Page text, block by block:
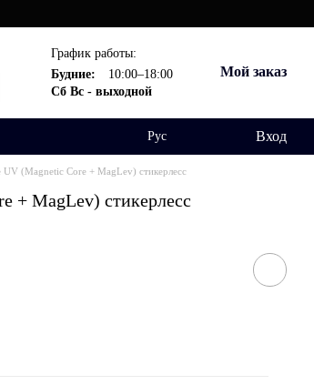
График работы:
Будние:
10:00–18:00
Сб Вс - выходной
Мой заказ
Рус Вход
(Magnetic Core + MagLev) стикерлесс
+ MagLev) стикерлесс